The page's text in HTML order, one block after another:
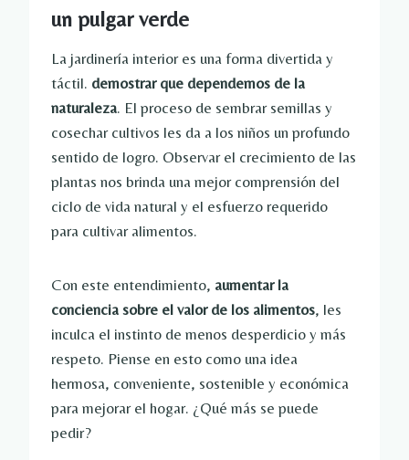
un pulgar verde
La jardinería interior es una forma divertida y
táctil. demostrar que dependemos de la
naturaleza. El proceso de sembrar semillas y
cosechar cultivos les da a los niños un profundo
sentido de logro. Observar el crecimiento de las
plantas nos brinda una mejor comprensión del
ciclo de vida natural y el esfuerzo requerido
para cultivar alimentos.
Con este entendimiento, aumentar la
conciencia sobre el valor de los alimentos, les
inculca el instinto de menos desperdicio y más
respeto. Piense en esto como una idea
hermosa, conveniente, sostenible y económica
para mejorar el hogar. ¿Qué más se puede
pedir?